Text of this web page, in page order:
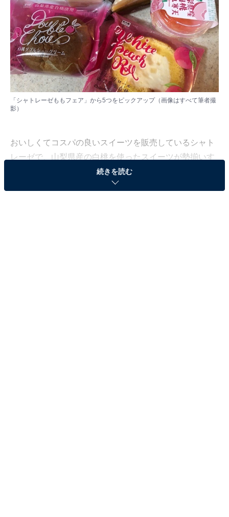
「シャトレーゼももフェア」から5つをピックアップ（画像はすべて筆者撮
影）
おいしくてコスパの良いスイーツを販売しているシャト
レーゼで、山梨県産の白桃を使ったスイーツが勢揃いす
る「シャトレーゼももフェア」が開催されています。ど
れも美味しそうに見えて迷ってしまう……。それが正直
続きを読む